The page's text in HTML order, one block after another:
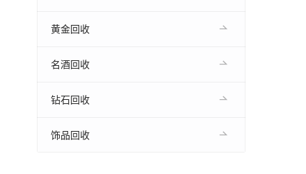
黄金回收
名酒回收
钻石回收
饰品回收